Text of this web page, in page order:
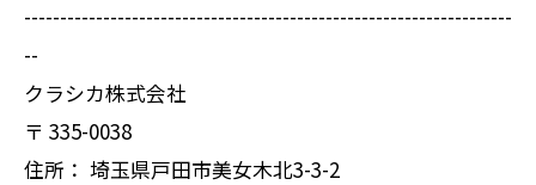
--------------------------------------------------------------------
--
クラシカ株式会社
〒 335-0038
住所： 埼玉県戸田市美女木北3-3-2